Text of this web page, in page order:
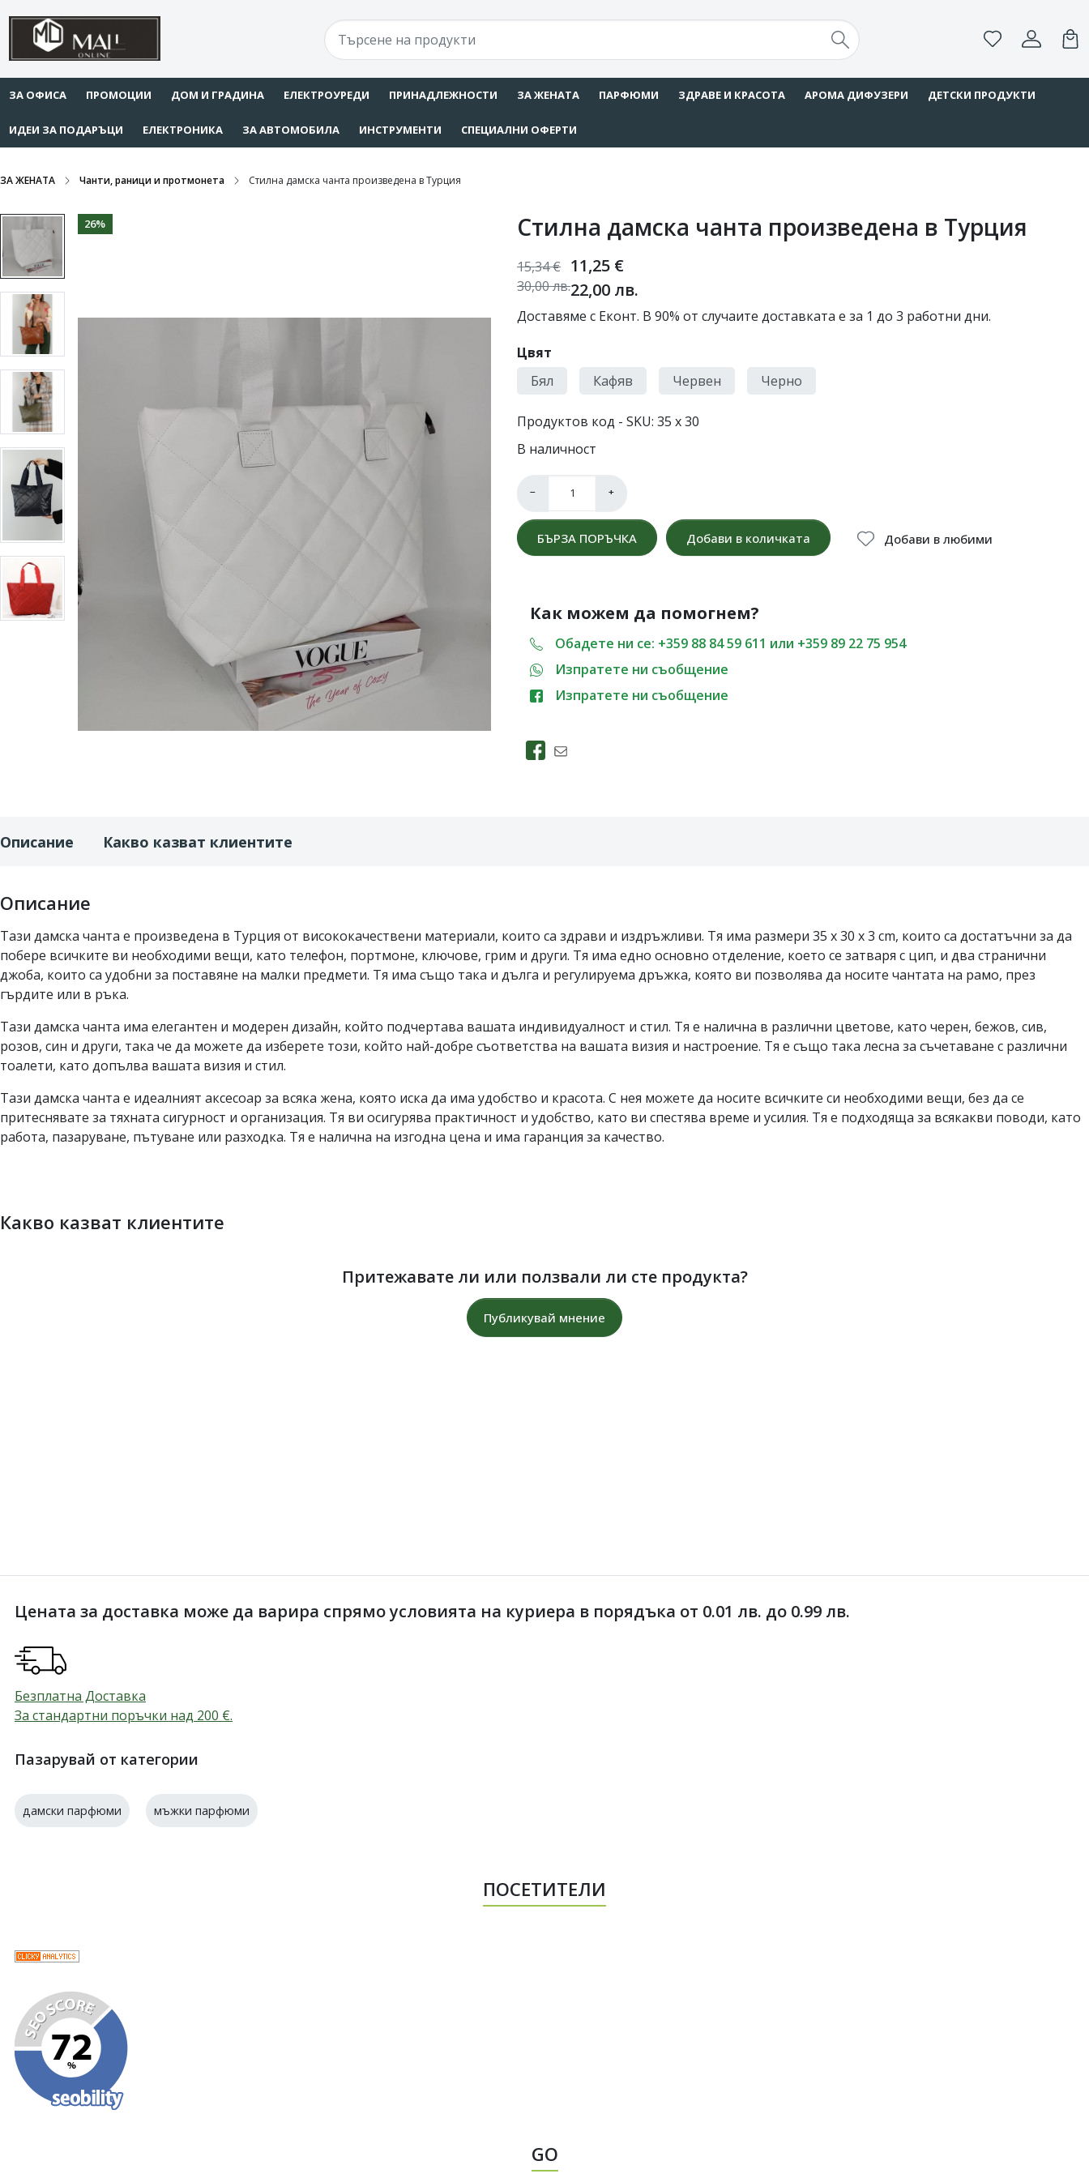
ЗА ОФИСА ПРОМОЦИИ ДОМ И ГРАДИНА ЕЛЕКТРОУРЕДИ ПРИНАДЛЕЖНОСТИ ЗА ЖЕНАТА ПАРФЮМИ ЗДРАВЕ И КРАСОТА АРОМА ДИФУЗЕРИ ДЕТСКИ ПРОДУКТИ
ИДЕИ ЗА ПОДАРЪЦИ ЕЛЕКТРОНИКА ЗА АВТОМОБИЛА ИНСТРУМЕНТИ СПЕЦИАЛНИ ОФЕРТИ
ЗА ЖЕНАТА Чанти, раници и протмонета Стилна дамска чанта произведена в Турция
26% Стилна дамска чанта произведена в Турция
11,25 €
22,00 лв.
15,34€
30,00лв.
Доставяме с Еконт. В 90% от случаите доставката е за 1 до 3 работни дни.
Цвят
Бял
Кафяв Червен Черно
Продуктов код - SKU 35 х 30
В наличност
− +
БЪРЗА ПОРЪЧКА Добави в количката Добави в любими
Как можем да помогнем?
Обадете ни се: +359 88 84 59 611 или +359 89 22 75 954
Изпратете ни съобщение
Изпратете ни съобщение
Описание Какво казват клиентите
Описание
Тази дамска чанта е произведена в Турция от висококачествени материали, които са здрави и издръжливи. Тя има размери 35 х 30 х 3 cm, които са достатъчни за да
побере всичките ви необходими вещи, като телефон, портмоне, ключове, грим и други. Тя има едно основно отделение, което се затваря с цип, и два странични
джоба, които са удобни за поставяне на малки предмети. Тя има също така и дълга и регулируема дръжка, която ви позволява да носите чантата на рамо, през
гърдите или в ръка.
Тази дамска чанта има елегантен и модерен дизайн, който подчертава вашата индивидуалност и стил. Тя е налична в различни цветове, като черен, бежов, сив,
розов, син и други, така че да можете да изберете този, който най-добре съответства на вашата визия и настроение. Тя е също така лесна за съчетаване с различни
тоалети, като допълва вашата визия и стил.
Тази дамска чанта е идеалният аксесоар за всяка жена, която иска да има удобство и красота. С нея можете да носите всичките си необходими вещи, без да се
притеснявате за тяхната сигурност и организация. Тя ви осигурява практичност и удобство, като ви спестява време и усилия. Тя е подходяща за всякакви поводи, като
работа, пазаруване, пътуване или разходка. Тя е налична на изгодна цена и има гаранция за качество.
Какво казват клиентите
Притежавате ли или ползвали ли сте продукта?
Публикувай мнение
Цената за доставка може да варира спрямо условията на куриера в порядъка от 0.01 лв. до 0.99 лв.
Безплатна Доставка
За стандартни поръчки над 200 €.
Пазарувай от категории
дамски парфюми мъжки парфюми
ПОСЕТИТЕЛИ
GO